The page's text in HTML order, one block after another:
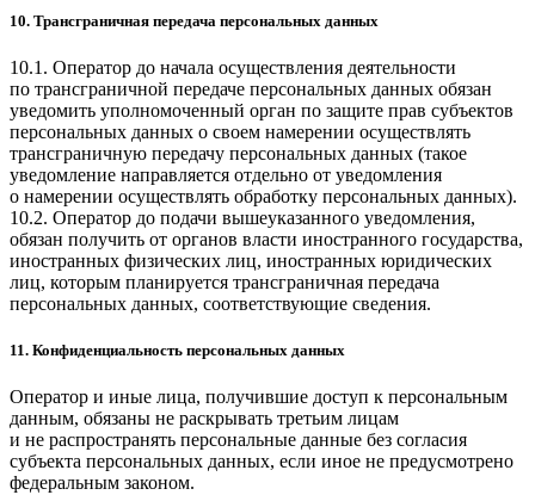
10. Трансграничная передача персональных данных
10.1. Оператор до начала осуществления деятельности
по трансграничной передаче персональных данных обязан
уведомить уполномоченный орган по защите прав субъектов
персональных данных о своем намерении осуществлять
трансграничную передачу персональных данных (такое
уведомление направляется отдельно от уведомления
о намерении осуществлять обработку персональных данных).
10.2. Оператор до подачи вышеуказанного уведомления,
обязан получить от органов власти иностранного государства,
иностранных физических лиц, иностранных юридических
лиц, которым планируется трансграничная передача
персональных данных, соответствующие сведения.
11. Конфиденциальность персональных данных
Оператор и иные лица, получившие доступ к персональным
данным, обязаны не раскрывать третьим лицам
и не распространять персональные данные без согласия
субъекта персональных данных, если иное не предусмотрено
федеральным законом.